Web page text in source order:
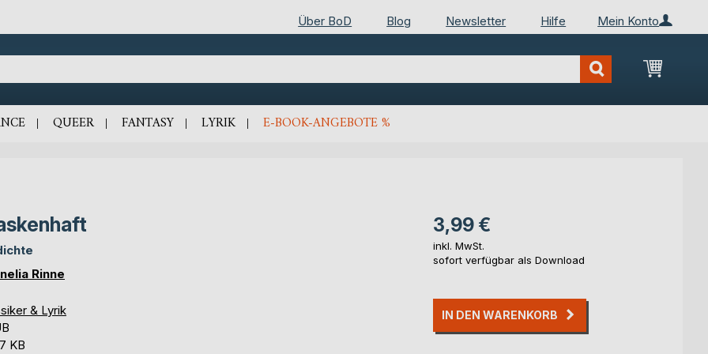
Mein Konto
Über BoD Blog Newsletter Hilfe
Mein
QUEER FANTASY LYRIK E-BOOK-ANGEBOTE %
Rinne
& Lyrik
KB
3,99 €
inkl. MwSt.
sofort verfügbar als Download
IN DEN WARENKORB